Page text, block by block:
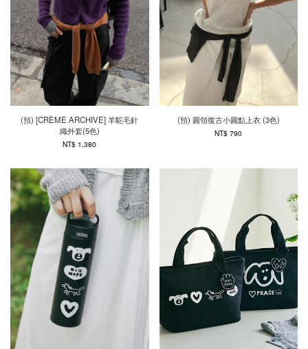
(預) [CRÈME ARCHIVE] 羊駝毛針
織外套(5色)
NT$ 1,380
(預) 圓領復古小圓點上衣 (3色)
NT$ 790